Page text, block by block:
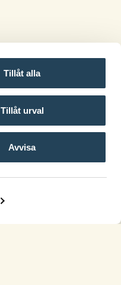
Tillåt alla
Tillåt urval
Avvisa